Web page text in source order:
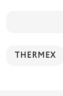
THERMEX